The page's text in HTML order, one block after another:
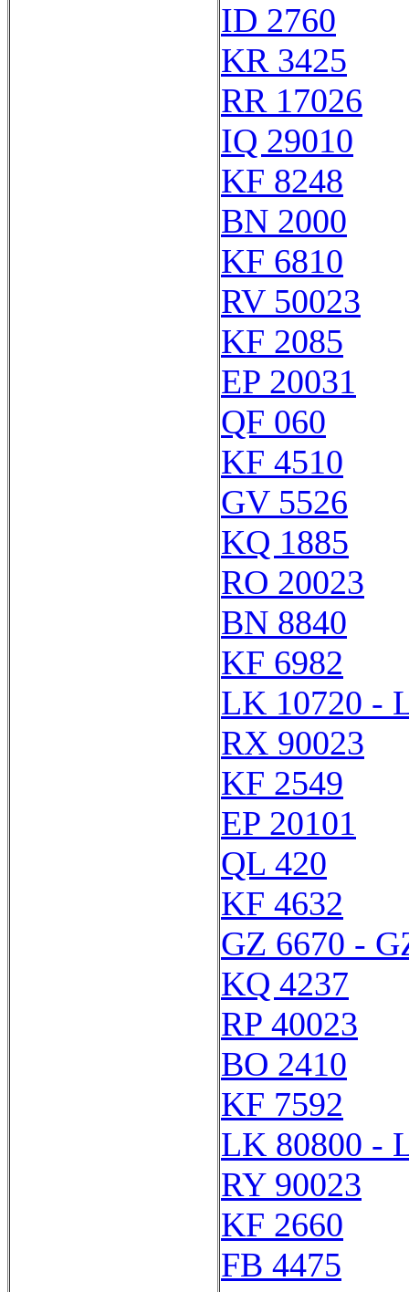
ID 2760
KR 3425
RR 17026
IQ 29010
KF 8248
BN 2000
KF 6810
RV 50023
KF 2085
EP 20031
QF 060
KF 4510
GV 5526
KQ 1885
RO 20023
BN 8840
KF 6982
LK 10720 -
RX 90023
KF 2549
EP 20101
QL 420
KF 4632
GZ 6670 -
KQ 4237
RP 40023
BO 2410
KF 7592
LK 80800 -
RY 90023
KF 2660
FB 4475